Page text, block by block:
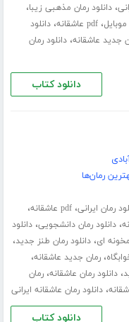
،دانلود رمان مذهبی زیبا،
،pdf عاشقانه ،دانلود
جدید عاشقانه،دانلود رمان
دانلود کتاب
رمان‌ها
رمان ایرانی،pdf عاشقانه ،
،دانلود رمان دانشجویی،دانلود
ای،دانلود رمان طنز جدید،
،رمان جدید عاشقانه،
،دانلود رمان عاشقانه،رمان
،دانلود رمان عاشقانه ایرانی
دانلود کتاب